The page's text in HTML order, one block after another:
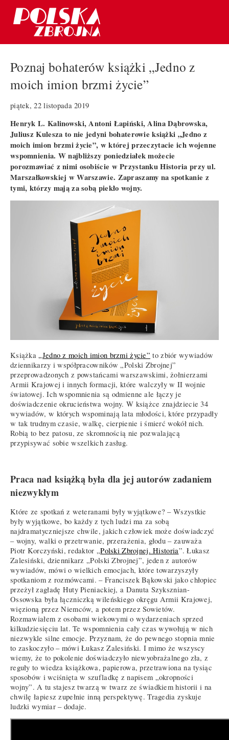
Poznaj bohaterów książki „Jedno z
moich imion brzmi życie”
piątek, 22 listopada 2019
Henryk L. Kalinowski, Antoni Łapiński, Alina Dąbrowska,
Juliusz Kulesza to nie jedyni bohaterowie książki „Jedno z
moich imion brzmi życie”, w której przeczytacie ich wojenne
wspomnienia. W najbliższy poniedziałek możecie
porozmawiać z nimi osobiście w Przystanku Historia przy ul.
Marszałkowskiej w Warszawie. Zapraszamy na spotkanie z
tymi, którzy mają za sobą piekło wojny.
Książka „Jedno z moich imion brzmi życie” to zbiór wywiadów
dziennikarzy i współpracowników „Polski Zbrojnej”
przeprowadzonych z powstańcami warszawskimi, żołnierzami
Armii Krajowej i innych formacji, które walczyły w II wojnie
światowej. Ich wspomnienia są odmienne ale łączy je
doświadczenie okrucieństwa wojny. W książce znajdziecie 34
wywiadów, w których wspominają lata młodości, które przypadły
w tak trudnym czasie, walkę, cierpienie i śmierć wokół nich.
Robią to bez patosu, ze skromnością nie pozwalającą
przypisywać sobie wszelkich zasług.
Praca nad książką była dla jej autorów zadaniem
niezwykłym
Które ze spotkań z weteranami były wyjątkowe? – Wszystkie
były wyjątkowe, bo każdy z tych ludzi ma za sobą
najdramatyczniejsze chwile, jakich człowiek może doświadczyć
– wojny, walki o przetrwanie, przerażenia, głodu – zauważa
Piotr Korczyński, redaktor „Polski Zbrojnej. Historia”. Łukasz
Zalesiński, dziennikarz „Polski Zbrojnej”, jeden z autorów
wywiadów, mówi o wielkich emocjach, które towarzyszyły
spotkaniom z rozmówcami. – Franciszek Bąkowski jako chłopiec
przeżył zagładę Huty Pieniackiej, a Danuta Szyksznian-
Ossowska była łączniczką wileńskiego okręgu Armii Krajowej,
więzioną przez Niemców, a potem przez Sowietów.
Rozmawiałem z osobami wiekowymi o wydarzeniach sprzed
kilkudziesięciu lat. Te wspomnienia cały czas wywołują w nich
niezwykle silne emocje. Przyznam, że do pewnego stopnia mnie
to zaskoczyło – mówi Łukasz Zalesiński. I mimo że wszyscy
wiemy, że to pokolenie doświadczyło niewyobrażalnego zła, z
reguły to wiedza książkowa, papierowa, przetrawiona na tysiąc
sposobów i wciśnięta w szufladkę z napisem „okropności
wojny”. A tu stajesz twarzą w twarz ze świadkiem historii i na
chwilę łapiesz zupełnie inną perspektywę. Tragedia zyskuje
ludzki wymiar – dodaje.